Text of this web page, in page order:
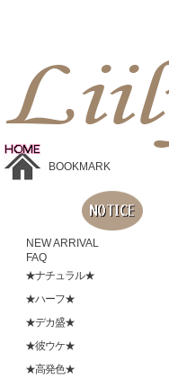
BOOKMARK
NEW ARRIVAL
FAQ
★ナチュラル★
★ハーフ★
★デカ盛★
★彼ウケ★
★高発色★